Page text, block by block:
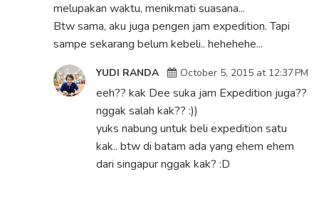
melupakan waktu, menikmati suasana...
Btw sama, aku juga pengen jam expedition. Tapi
sampe sekarang belum kebeli.. hehehehe...
YUDI RANDA October 5, 2015 at 12:37 PM
eeh?? kak Dee suka jam Expedition juga??
nggak salah kak?? :))
yuks nabung untuk beli expedition satu
kak.. btw di batam ada yang ehem ehem
dari singapur nggak kak? :D